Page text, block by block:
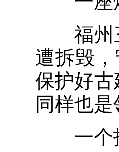
福州三
遭拆毁
保护好
同样也
一个拆